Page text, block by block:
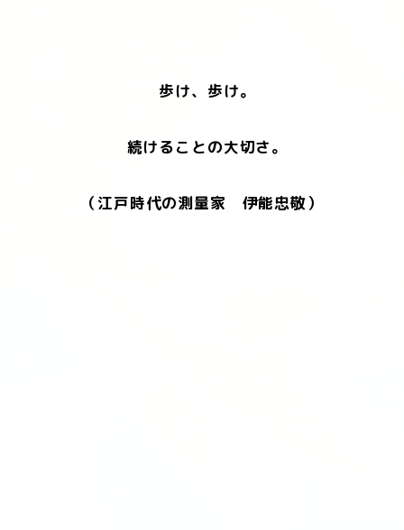
歩け、歩け。
続けることの大切さ。
（江戸時代の測量家 伊能忠敬）